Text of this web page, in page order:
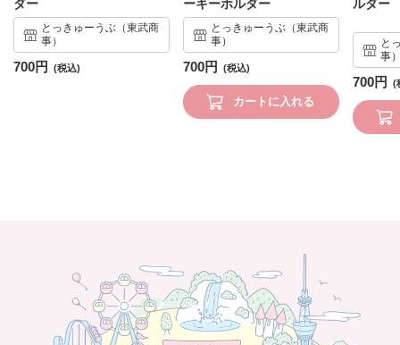
ダー
とっきゅーうぶ（東武商
事）
700円
ーキーホルダー
とっきゅーうぶ（東武商
事）
700円
カートに入れる
ルダー
と
事
700円